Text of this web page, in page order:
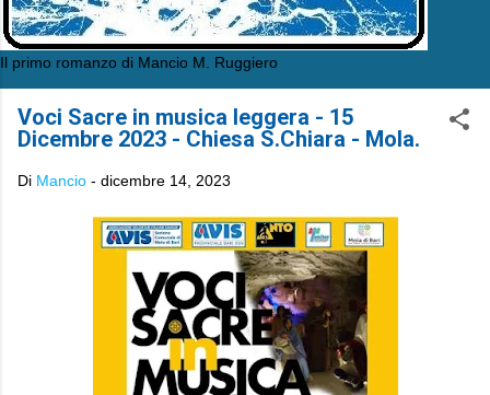
Il primo romanzo di Mancio M. Ruggiero
Voci Sacre in musica leggera - 15
Dicembre 2023 - Chiesa S.Chiara - Mola.
Di Mancio - dicembre 14, 2023